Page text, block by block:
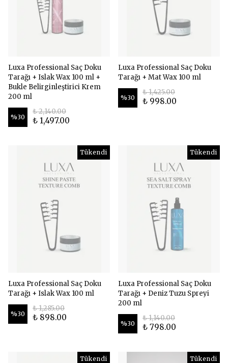
Luxa Professional Saç Doku
Tarağı + Islak Wax 100 ml +
Bukle Belirginleştirici Krem
200 ml
%30
₺ 2,140.00
₺ 1,497.00
Luxa Professional Saç Doku
Tarağı + Mat Wax 100 ml
%30
₺ 1,425.00
₺ 998.00
Tükendi
Luxa Professional Saç Doku
Tarağı + Islak Wax 100 ml
%30
₺ 1,285.00
₺ 898.00
Tükendi
Luxa Professional Saç Doku
Tarağı + Deniz Tuzu Spreyi
200 ml
%30
₺ 1,140.00
₺ 798.00
Tükendi Tükendi